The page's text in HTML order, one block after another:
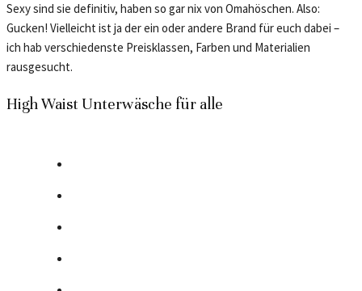
Sexy sind sie definitiv, haben so gar nix von Omahöschen. Also:
Gucken! Vielleicht ist ja der ein oder andere Brand für euch dabei –
ich hab verschiedenste Preisklassen, Farben und Materialien
rausgesucht.
High Waist Unterwäsche für alle